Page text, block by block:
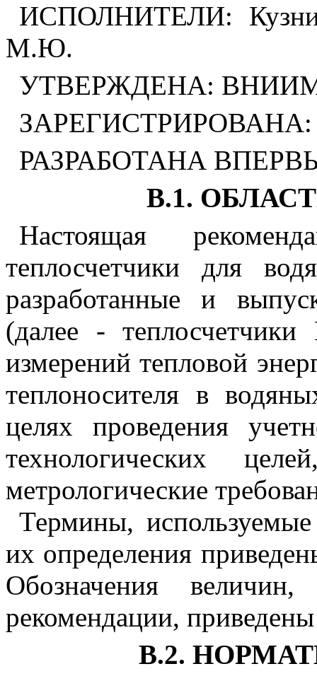
ИСПОЛНИТЕЛИ:
М.Ю.
УТВЕРЖДЕНА: ВНИИМС
ЗАРЕГИСТРИРОВАНА:
РАЗРАБОТАНА
В.1.
Настоящая
теплосчетчики для
разработанные и
(далее -
измерений тепловой
теплоносителя в
целях проведения
технологических
метрологические
Термины,
их определения
Обозначения
рекомендации,
В.2.